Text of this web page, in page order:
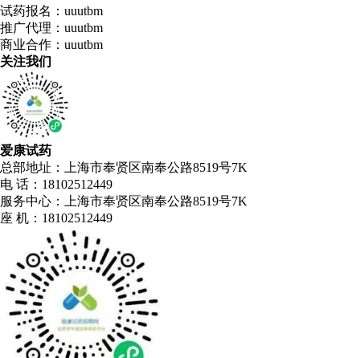
试药报名：uuutbm
推广代理：uuutbm
商业合作：uuutbm
关注我们
爱康试药
总部地址：上海市奉贤区南奉公路8519号7K
电 话：18102512449
服务中心：上海市奉贤区南奉公路8519号7K
座 机：18102512449